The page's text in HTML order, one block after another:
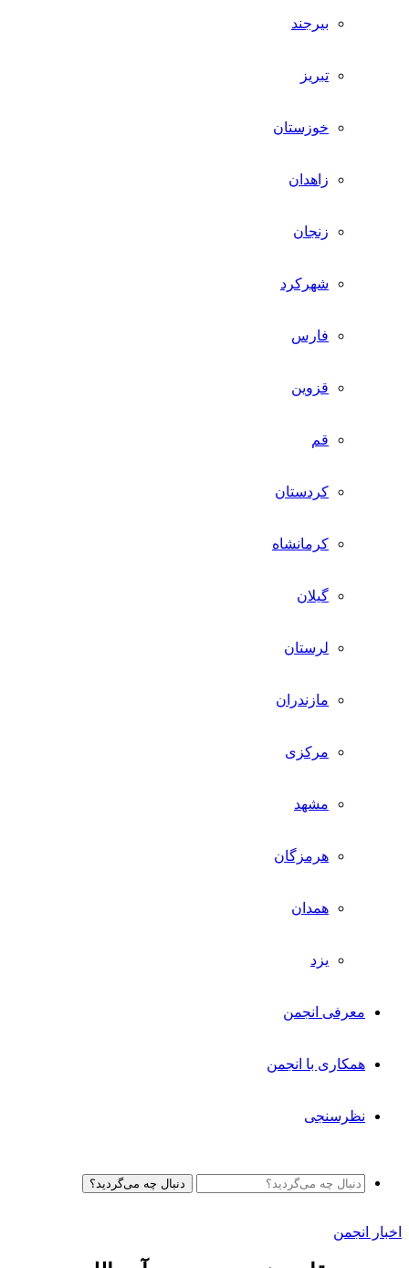
بیرجند
تبریز
خوزستان
زاهدان
زنجان
شهرکرد
فارس
قزوین
قم
کردستان
کرمانشاه
گیلان
لرستان
مازندران
مرکزی
مشهد
هرمزگان
همدان
یزد
معرفی انجمن
همکاری با انجمن
نظرسنجی
دنبال چه می‌گردید؟
اخبار انجمن